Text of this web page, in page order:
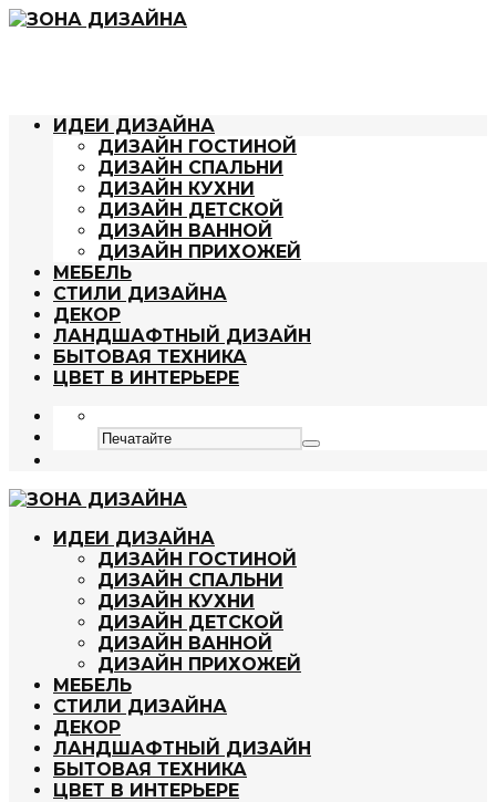
ИДЕИ ДИЗАЙНА
ДИЗАЙН ГОСТИНОЙ
ДИЗАЙН СПАЛЬНИ
ДИЗАЙН КУХНИ
ДИЗАЙН ДЕТСКОЙ
ДИЗАЙН ВАННОЙ
ДИЗАЙН ПРИХОЖЕЙ
МЕБЕЛЬ
СТИЛИ ДИЗАЙНА
ДЕКОР
ЛАНДШАФТНЫЙ ДИЗАЙН
БЫТОВАЯ ТЕХНИКА
ЦВЕТ В ИНТЕРЬЕРЕ
ИДЕИ ДИЗАЙНА
ДИЗАЙН ГОСТИНОЙ
ДИЗАЙН СПАЛЬНИ
ДИЗАЙН КУХНИ
ДИЗАЙН ДЕТСКОЙ
ДИЗАЙН ВАННОЙ
ДИЗАЙН ПРИХОЖЕЙ
МЕБЕЛЬ
СТИЛИ ДИЗАЙНА
ДЕКОР
ЛАНДШАФТНЫЙ ДИЗАЙН
БЫТОВАЯ ТЕХНИКА
ЦВЕТ В ИНТЕРЬЕРЕ